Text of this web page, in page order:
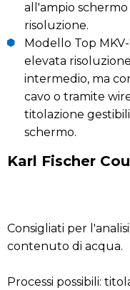
all'ampio
risoluzione.
Modello Top
elevata
intermedio, ma
cavo o tramite
titolazione
schermo.
Karl Fischer
Consigliati per
contenuto di acqua.
Processi possibili: